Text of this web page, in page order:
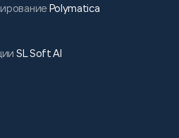
Polymatica
SL Soft AI